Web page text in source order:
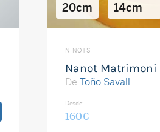
20cm
14cm
NINOTS
Nanot Matrimoni
De Toño Savall
Desde:
160€